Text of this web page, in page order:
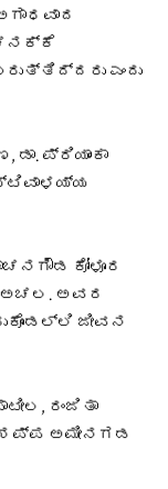
ಎಂದು
ಪ್ರಿಯಾಂಕಾ
ಕೋಳೂರ
ಅಚಲ. ಅವರ
ಜೀವನ
ರಂಜಿತಾ
ಅಮೀನಗಡ